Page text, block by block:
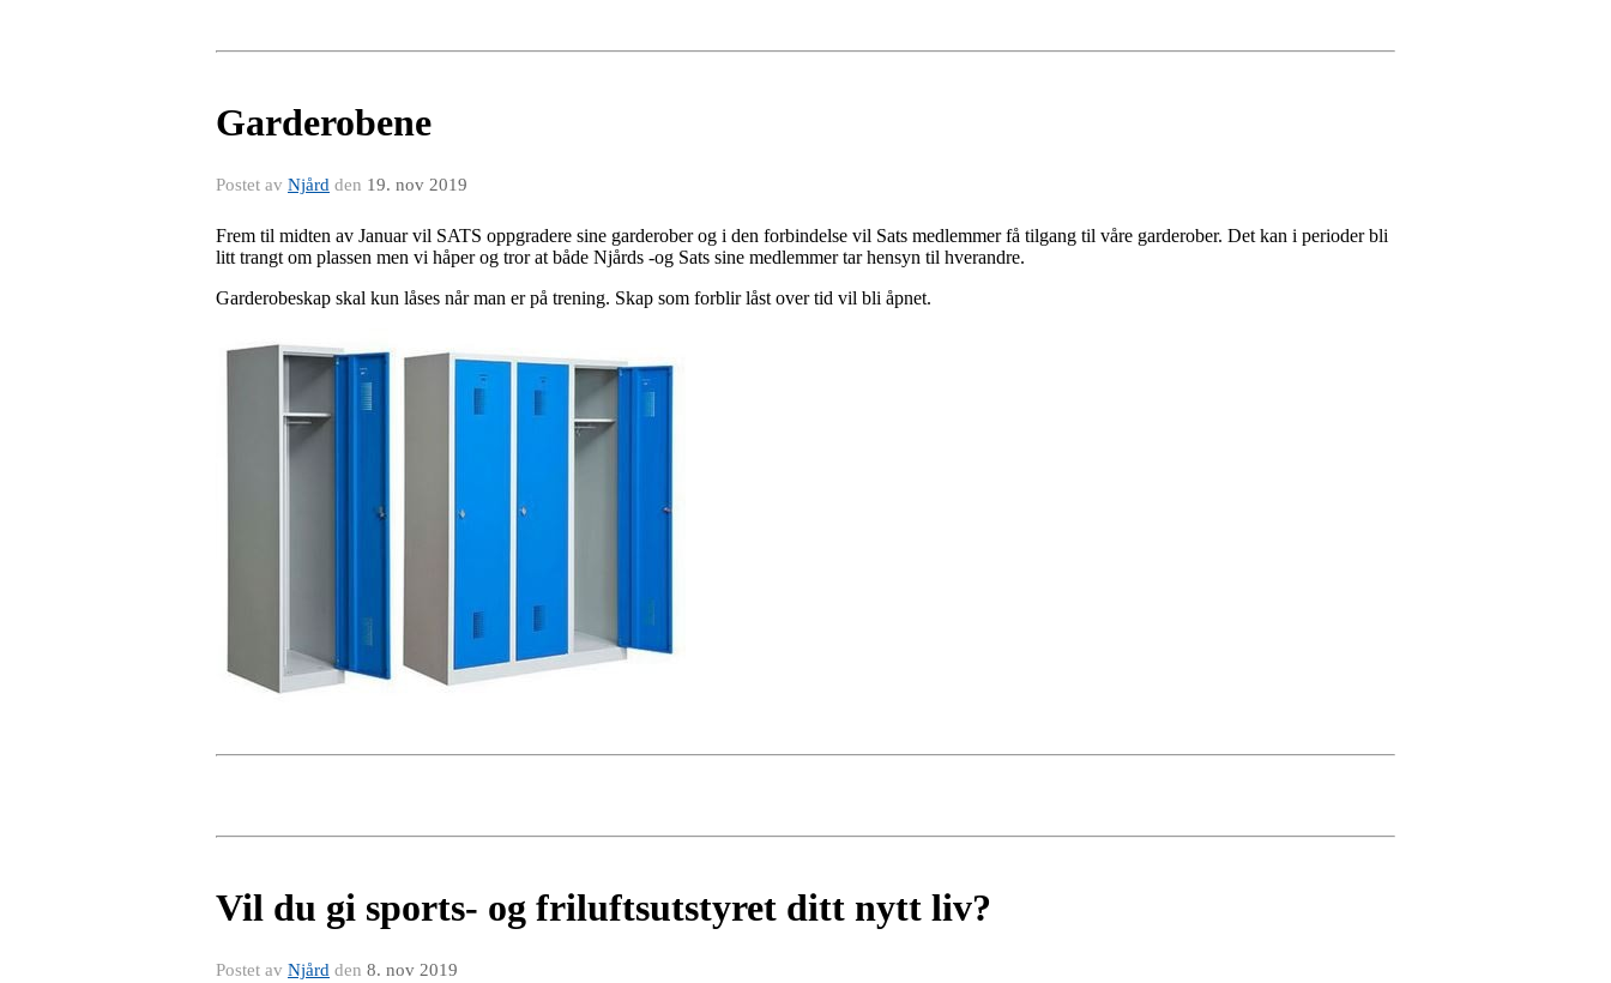
Garderobene
Postet av Njård den 19. nov 2019
Frem til midten av Januar vil SATS oppgradere sine garderober og i den forbindelse vil Sats medlemmer få tilgang til våre garderober. Det kan i perioder bli
litt trangt om plassen men vi håper og tror at både Njårds -og Sats sine medlemmer tar hensyn til hverandre.
Garderobeskap skal kun låses når man er på trening. Skap som forblir låst over tid vil bli åpnet.
Vil du gi sports- og friluftsutstyret ditt nytt liv?
Postet av Njård den 8. nov 2019